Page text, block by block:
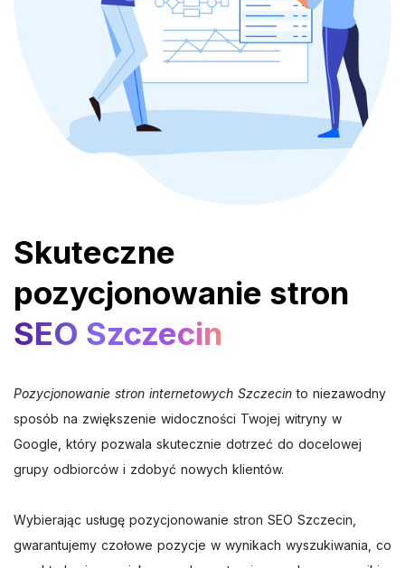
Skuteczne
pozycjonowanie stron
SEO Szczecin
Pozycjonowanie stron internetowych Szczecin to niezawodny
sposób na zwiększenie widoczności Twojej witryny w
Google, który pozwala skutecznie dotrzeć do docelowej
grupy odbiorców i zdobyć nowych klientów.
Wybierając usługę pozycjonowanie stron SEO Szczecin,
gwarantujemy czołowe pozycje w wynikach wyszukiwania, co